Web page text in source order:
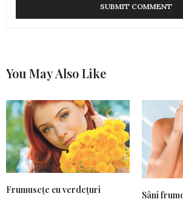
You May Also Like
Frumusețe cu verdețuri Sâni